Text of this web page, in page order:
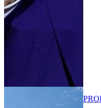
PRO